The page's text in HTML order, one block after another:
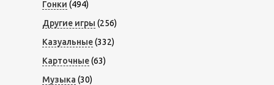
Гонки (494)
Другие игры (256)
Казуальные(332)
Карточные(63)
Музыка (30)